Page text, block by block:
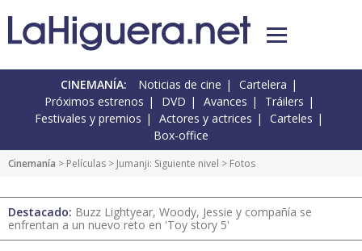
CINEMANÍA: Noticias de cine
Cartelera
Próximos estrenos
DVD Avances
Tráilers
Festivales y premios
Actores y actrices
Carteles
Box-office
Cinemanía > Películas > Jumanji: Siguiente nivel > Fotos
Destacado: Buzz Lightyear, Woody, Jessie y compañía se
enfrentan a un nuevo reto en 'Toy story 5'